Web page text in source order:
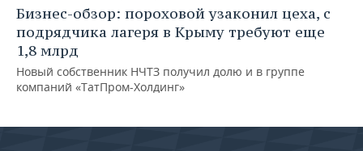
Бизнес-обзор: пороховой узаконил цеха, с
подрядчика лагеря в Крыму требуют еще
1,8 млрд
Новый собственник НЧТЗ получил долю и в группе
компаний «ТатПром-Холдинг»